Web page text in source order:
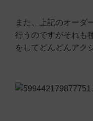
また、上記のオーダ
行うのですがそれも
をしてどんどんアク